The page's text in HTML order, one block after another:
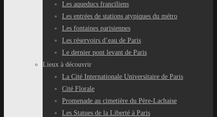
Les aqueducs franciliens
Les entrées de stations atypiques du métro
Les fontaines parisiennes
Les réservoirs d’eau de Paris
Le dernier pont levant de Paris
Lieux à découvrir
La Cité Internationale Universitaire de Paris
Cité Florale
Promenade au cimetière du Père-Lachaise
Les Statues de la Liberté à Paris